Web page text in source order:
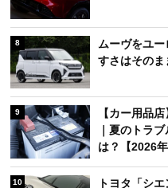
8
ムーヴをユ
すさはその
9
【カー用品
｜夏のトラ
は？【2026年
10
トヨタ「シ